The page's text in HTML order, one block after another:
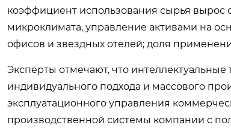
коэффициент использования сырья вырос
микроклимата, управление активами на
офисов и звездных отелей; доля
Эксперты отмечают, что
индивидуального подхода и массового
эксплуатационного управления
производственной системы компании с